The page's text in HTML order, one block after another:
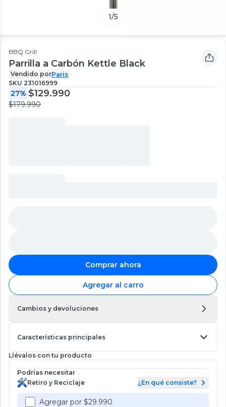
1/5
BBQ Grill
Parrilla a Carbón Kettle Black
Vendido porParis
SKU 231016999
27% $129.990
$179.990
Comprar ahora
Agregar al carro
Cambios y devoluciones
Características principales
Llévalos con tu producto
Podrías necesitar
Retiro y Reciclaje
¿En qué consiste?
Agregar por $29.990